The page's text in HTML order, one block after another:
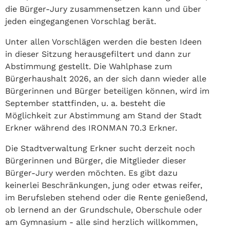
die Bürger-Jury zusammensetzen kann und über
jeden eingegangenen Vorschlag berät.
Unter allen Vorschlägen werden die besten Ideen
in dieser Sitzung herausgefiltert und dann zur
Abstimmung gestellt. Die Wahlphase zum
Bürgerhaushalt 2026, an der sich dann wieder alle
Bürgerinnen und Bürger beteiligen können, wird im
September stattfinden, u. a. besteht die
Möglichkeit zur Abstimmung am Stand der Stadt
Erkner während des IRONMAN 70.3 Erkner.
Die Stadtverwaltung Erkner sucht derzeit noch
Bürgerinnen und Bürger, die Mitglieder dieser
Bürger-Jury werden möchten. Es gibt dazu
keinerlei Beschränkungen, jung oder etwas reifer,
im Berufsleben stehend oder die Rente genießend,
ob lernend an der Grundschule, Oberschule oder
am Gymnasium - alle sind herzlich willkommen,